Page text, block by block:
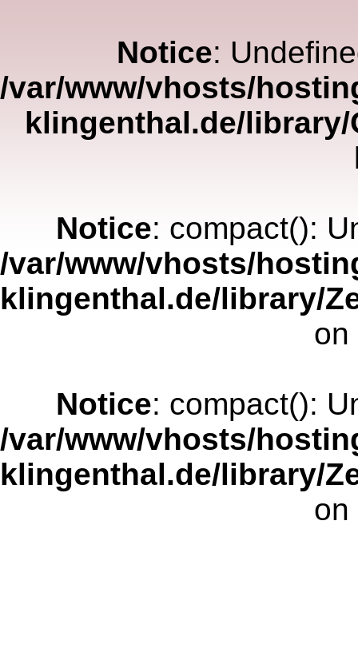
Notice:
/var/www/vhosts/
klingenthal.de/
Notice: compact():
/var/www/vhosts/
klingenthal.de/library/
Notice: compact():
/var/www/vhosts/
klingenthal.de/library/